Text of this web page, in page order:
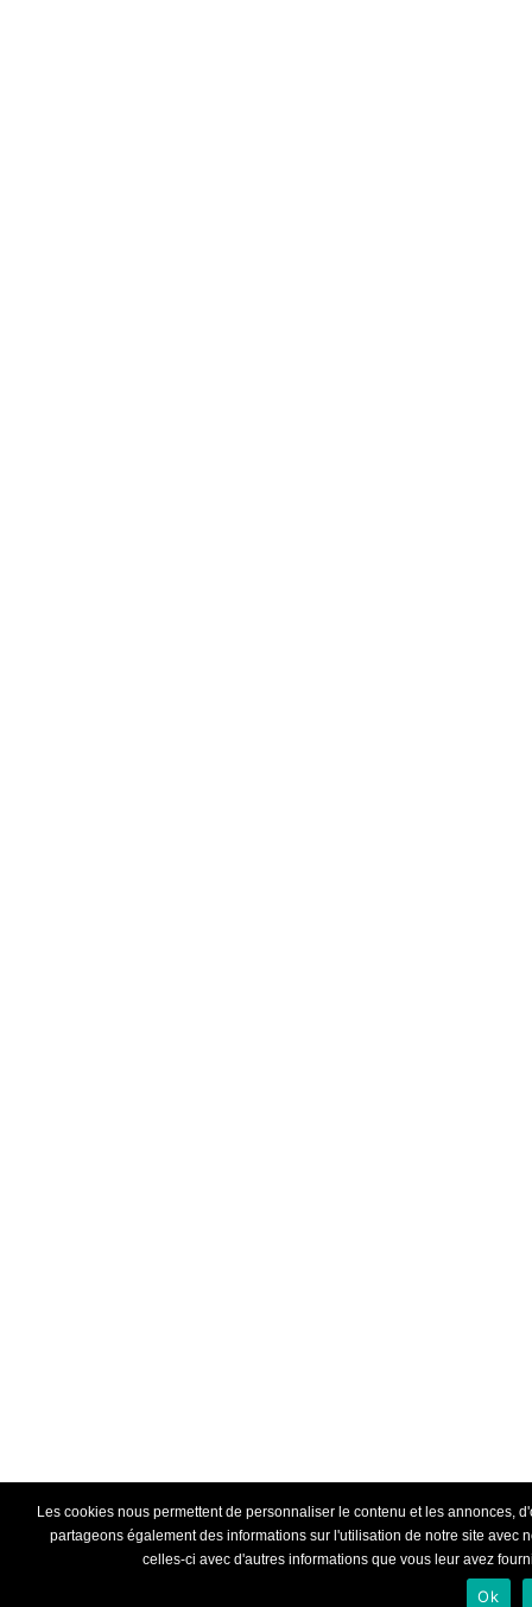
Les cookies nous permettent de personnaliser le contenu et les annonces,
partageons également des informations sur l'utilisation de notre site
celles-ci avec d'autres informations que vous leur avez
Ok